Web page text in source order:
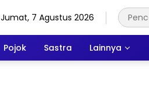
Jumat, 7 Agustus 2026
Pojok Sastra Lainnya